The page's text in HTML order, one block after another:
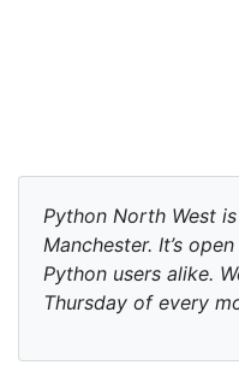
Python North West
Manchester. It’s
Python users alike.
Thursday of every